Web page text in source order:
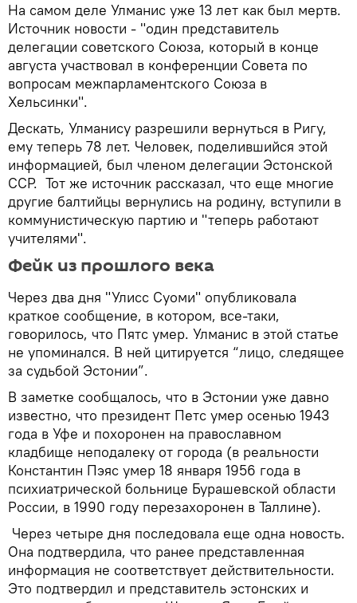
На самом деле Улманис уже 13 лет как был мертв.
Источник новости - "один представитель
делегации советского Союза, который в конце
августа участвовал в конференции Совета по
вопросам межпарламентского Союза в
Хельсинки".
Дескать, Улманису разрешили вернуться в Ригу,
ему теперь 78 лет. Человек, поделившийся этой
информацией, был членом делегации Эстонской
ССР. Тот же источник рассказал, что еще многие
другие балтийцы вернулись на родину, вступили в
коммунистическую партию и "теперь работают
учителями".
Фейк из прошлого века
Через два дня "Улисс Суоми" опубликовала
краткое сообщение, в котором, все-таки,
говорилось, что Пятс умер. Улманис в этой статье
не упоминался. В ней цитируется “лицо, следящее
за судьбой Эстонии”.
В заметке сообщалось, что в Эстонии уже давно
известно, что президент Петс умер осенью 1943
года в Уфе и похоронен на православном
кладбище неподалеку от города (в реальности
Константин Пэяс умер 18 января 1956 года в
психиатрической больнице Бурашевской области
России, в 1990 году перезахоронен в Таллине).
Через четыре дня последовала еще одна новость.
Она подтвердила, что ранее представленная
информация не соответствует действительности.
Это подтвердил и представитель эстонских и